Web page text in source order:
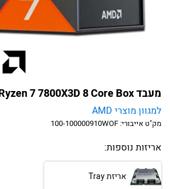
מעבד AMD Ryzen 7 7800X3D 8 Core Box
למגוון מוצרי AMD
מק"ט אייבורי: 100-100000910WOF
אריזות נוספות:
אריזת Tray